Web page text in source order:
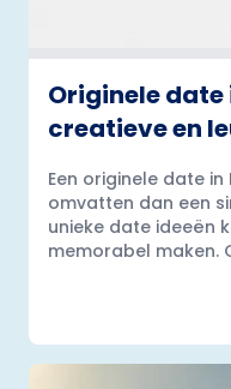
Originele date
creatieve en
Een originele date
omvatten dan een
unieke date ideeën
memorabel maken.